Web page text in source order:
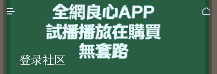
 
登录社区